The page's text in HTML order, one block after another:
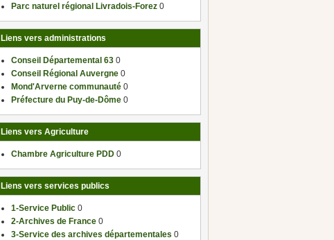
Parc naturel régional Livradois-Forez 0
Liens vers administrations
Conseil Départemental 63 0
Conseil Régional Auvergne 0
Mond'Arverne communauté 0
Préfecture du Puy-de-Dôme 0
Liens vers Agriculture
Chambre Agriculture PDD 0
Liens vers services publics
1-Service Public 0
2-Archives de France 0
3-Service des archives départementales 0